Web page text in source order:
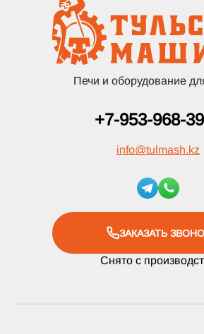
Печи и оборудование
+7-953-968-
info@tulmash.kz
ЗАКАЗАТЬ
Снято с